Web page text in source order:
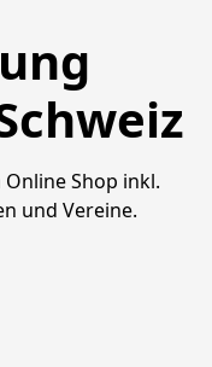
Shop inkl.
und Vereine.